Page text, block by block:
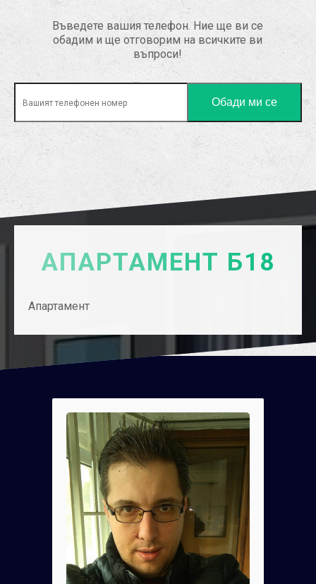
Въведете вашия телефон. Ние ще ви се
обадим и ще отговорим на всичките ви
въпроси!
АПАРТАМЕНТ Б18
Апартамент